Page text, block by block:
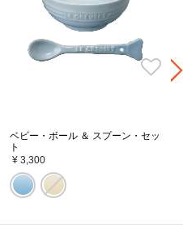
ベビー・ボール ＆ スプーン・セッ
ト
¥ 3,300